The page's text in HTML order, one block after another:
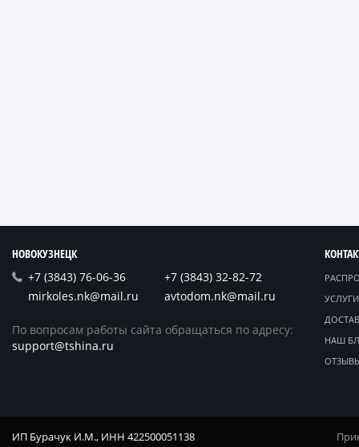
НОВОКУЗНЕЦК
+7 (3843) 76-06-36
+7 (3843) 32-82-72
mirkoles.nk@mail.ru
avtodom.nk@mail.ru
По вопросам работы сайта обращаться по адресу:
support@tshina.ru
НАШ
ИП Бурачук И.М., ИНН 422500051138